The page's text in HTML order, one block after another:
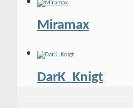
Miramax
DarK_Knigt